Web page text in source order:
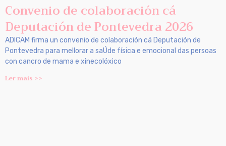
Convenio de colaboración cá
Deputación de Pontevedra 2026
ADICAM firma un convenio de colaboración cá Deputación de
Pontevedra para mellorar a saÚde física e emocional das persoas
con cancro de mama e xinecolóxico
Ler mais >>